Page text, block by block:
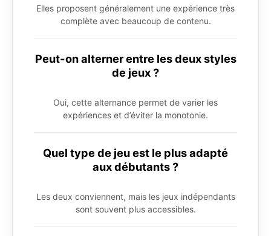
Elles proposent généralement une expérience très
complète avec beaucoup de contenu.
Peut-on alterner entre les deux styles
de jeux ?
Oui, cette alternance permet de varier les
expériences et d’éviter la monotonie.
Quel type de jeu est le plus adapté
aux débutants ?
Les deux conviennent, mais les jeux indépendants
sont souvent plus accessibles.